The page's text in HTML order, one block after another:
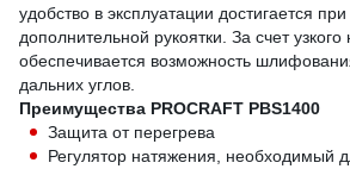
удобство в эксплуатации достигается
дополнительной рукоятки. За счет узкого
обеспечивается возможность
дальних углов.
Преимущества PROCRAFT PBS1400
Защита от перегрева
Регулятор натяжения, необходимый